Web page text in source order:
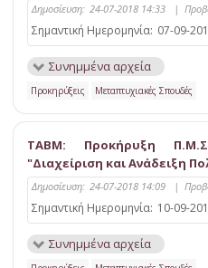
Δημοσίευση: 24-07-2018 14:33 |
Σημαντική Ημερομηνία: 07-09-
Συνημμένα αρχεία
Προκηρύξεις Μεταπτυχιακές Σπουδές
ΤΑΒΜ: Προκήρυξη
"Διαχείριση και Ανάδειξη
Δημοσίευση: 24-07-2018 14:09 |
Σημαντική Ημερομηνία: 10-09-
Συνημμένα αρχεία